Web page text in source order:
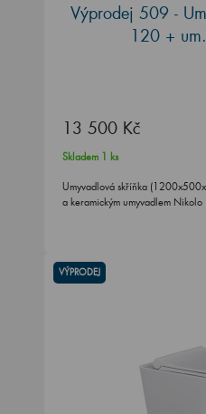
Výprodej 509 -
120 +
13 500 Kč
Skladem 1 ks
Umyvadlová skříňka
a keramickým umyvadlem Nikolo
VÝPRODEJ